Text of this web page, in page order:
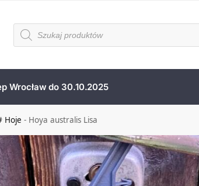
Wrocław do 30.10.2025
Hoje - Hoya australis Lisa